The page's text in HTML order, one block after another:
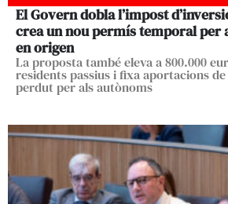
El Govern dobla l’impost
crea un nou permís temporal per
en origen
La proposta també eleva a 800.000
residents passius i fixa aportacions
perdut per als autònoms